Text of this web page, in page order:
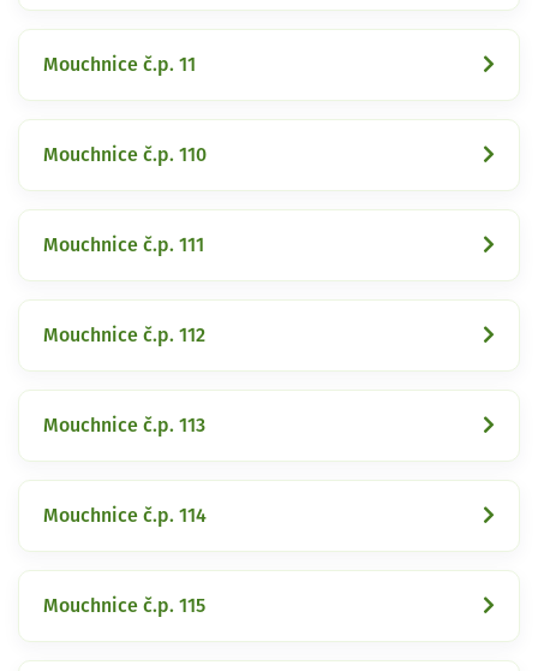
Mouchnice č.p. 11
Mouchnice č.p. 110
Mouchnice č.p. 111
Mouchnice č.p. 112
Mouchnice č.p. 113
Mouchnice č.p. 114
Mouchnice č.p. 115